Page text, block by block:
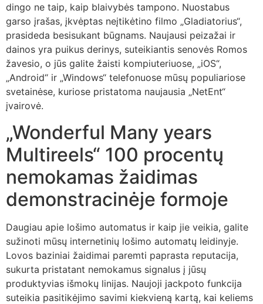
dingo ne taip, kaip blaivybės tampono. Nuostabus
garso įrašas, įkvėptas neįtikėtino filmo „Gladiatorius“,
prasideda besisukant būgnams. Naujausi peizažai ir
dainos yra puikus derinys, suteikiantis senovės Romos
žavesio, o jūs galite žaisti kompiuteriuose, „iOS“,
„Android“ ir „Windows“ telefonuose mūsų populiariose
svetainėse, kuriose pristatoma naujausia „NetEnt“
įvairovė.
„Wonderful Many years
Multireels“ 100 procentų
nemokamas žaidimas
demonstracinėje formoje
Daugiau apie lošimo automatus ir kaip jie veikia, galite
sužinoti mūsų internetinių lošimo automatų leidinyje.
Lovos baziniai žaidimai paremti paprasta reputacija,
sukurta pristatant nemokamus signalus į jūsų
produktyvias išmokų linijas. Naujoji jackpoto funkcija
suteikia pasitikėjimo savimi kiekvieną kartą, kai keliems